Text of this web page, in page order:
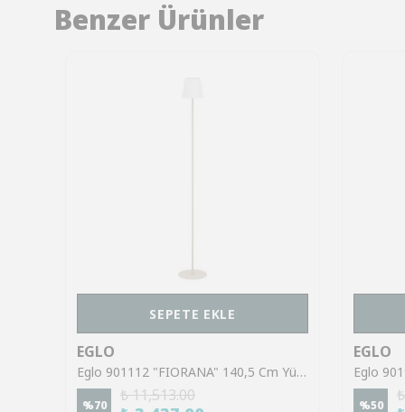
Benzer Ürünler
SEPETE EKLE
EGLO
Eglo 901112 "FIORANA" 140,5 Cm Yüksekliğinde Çelik Köşe Lambası Lambader
%70
₺ 11,513.00
EGLO
%50